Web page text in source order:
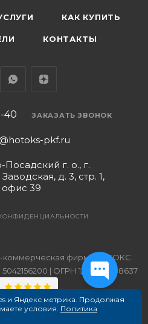
КАК КУПИТЬ
КОНТАКТЫ
40 ЗАКАЗАТЬ ЗВОНОК
pkf.ru
г. о., г.
д. 3, стр. 1,
офис 39
коммерческая фирма ХОТОКС
| ОГРН 1215000038637
и Яндекс метрика. Продолжая
условия. Политика